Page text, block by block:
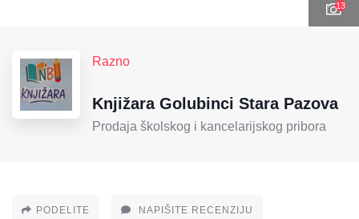
13
Razno
Knjižara Golubinci Stara Pazova
Prodaja školskog i kancelarijskog pribora
PODELITE NAPIŠITE RECENZIJU